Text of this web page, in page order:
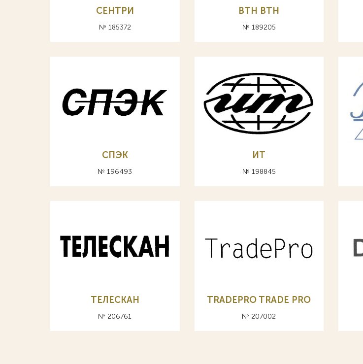
СЕНТРИ
№ 185372
ВТН BTH
№ 189205
СПЭК
№ 196493
ИТ
№ 198845
ТЕЛЕСКАН
№ 206761
TRADEPRO TRADE PRO
№ 207002